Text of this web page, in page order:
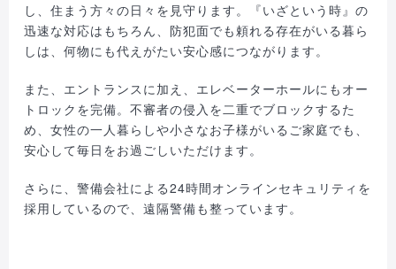
し、住まう方々の日々を見守ります。『いざという時』の
迅速な対応はもちろん、防犯面でも頼れる存在がいる暮ら
しは、何物にも代えがたい安心感につながります。
また、エントランスに加え、エレベーターホールにもオー
トロックを完備。不審者の侵入を二重でブロックするた
め、女性の一人暮らしや小さなお子様がいるご家庭でも、
安心して毎日をお過ごしいただけます。
さらに、警備会社による24時間オンラインセキュリティを
採用しているので、遠隔警備も整っています。